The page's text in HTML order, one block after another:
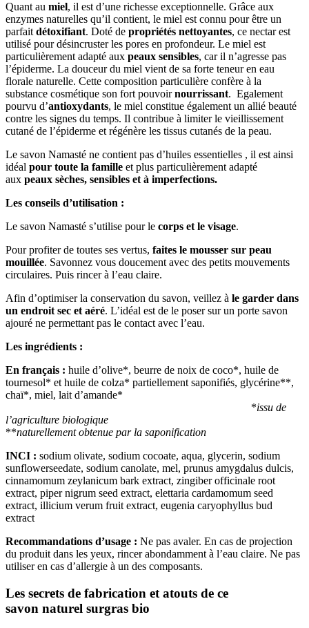
Quant au miel, il est d’une richesse exceptionnelle. Grâce aux
enzymes naturelles qu’il contient, le miel est connu pour être un
parfait détoxifiant. Doté de propriétés nettoyantes, ce nectar est
utilisé pour désincruster les pores en profondeur. Le miel est
particulièrement adapté aux peaux sensibles, car il n’agresse pas
l’épiderme. La douceur du miel vient de sa forte teneur en eau
florale naturelle. Cette composition particulière confère à la
substance cosmétique son fort pouvoirnourrissant. Egalement
pourvu d’antioxydants, le miel constitue également un allié beauté
contre les signes du temps. Il contribue à limiter le vieillissement
cutané de l’épiderme et régénère les tissus cutanés de la peau.
Le savon Namasté ne contient pas d’huiles essentielles , il est ainsi
idéal pour toute la famille et plus particulièrement adapté
aux peaux sèches, sensibles et à imperfections.
Les conseils d’utilisation :
Le savon Namasté s’utilise pour le corps et le visage.
Pour profiter de toutes ses vertus, faites le mousser sur peau
mouillée. Savonnez vous doucement avec des petits mouvements
circulaires. Puis rincer à l’eau claire.
Afin d’optimiser la conservation du savon, veillez à le garder dans
un endroit sec et aéré. L’idéal est de le poser sur un porte savon
ajouré ne permettant pas le contact avec l’eau.
Les ingrédients :
En français : huile d’olive*, beurre de noix de coco*, huile de
tournesol* et huile de colza* partiellement saponifiés, glycérine**,
chaï*, miel, lait d’amande*
*issu de
l’agriculture biologique
**naturellement obtenue par la saponification
INCI : sodium olivate, sodium cocoate, aqua, glycerin, sodium
sunflowerseedate, sodium canolate, mel, prunus amygdalus dulcis,
cinnamomum zeylanicum bark extract, zingiber officinale root
extract, piper nigrum seed extract, elettaria cardamomum seed
extract, illicium verum fruit extract, eugenia caryophyllus bud
extract
Recommandations d’usage : Ne pas avaler. En cas de projection
du produit dans les yeux, rincer abondamment à l’eau claire. Ne pas
utiliser en cas d’allergie à un des composants.
Les secrets de fabrication et atouts de ce
savon naturel surgras bio